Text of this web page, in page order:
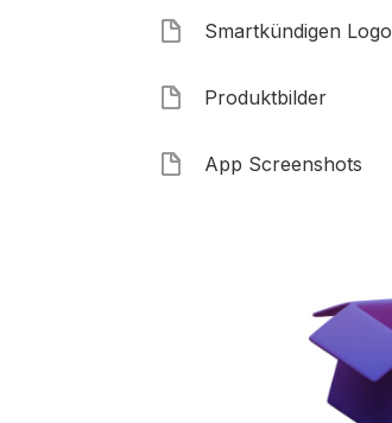
Smartkündigen Logo
Produktbilder
App Screenshots